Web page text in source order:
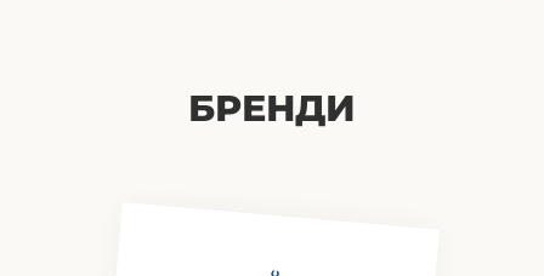
БРЕНДИ